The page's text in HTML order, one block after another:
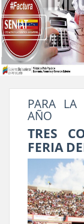
PARA LA
AÑO
TRES
FERIA